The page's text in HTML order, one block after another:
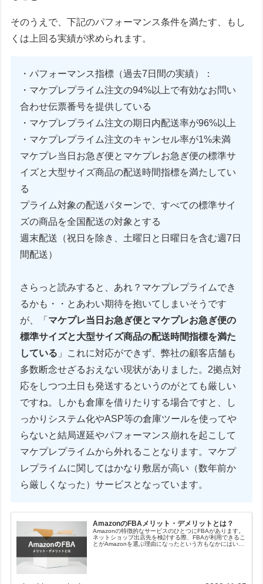
そのうえで、下記のパフォーマンス条件を満たす、もし
くは上回る実績が求められます。
・パフォーマンス指標（過去7日間の実績）：
・マケプレプライム注文の94%以上で有効なお問い
合わせ伝票番号を提供している
・マケプレプライム注文の期日内配送率が96%以上
・マケプレプライム注文のキャンセル率が1%未満
マケプレ当日お急ぎ便とマケプレお急ぎ便の標準サ
イズと大型サイズ商品の配送時間指標を満たしてい
る
プライム対象の配送パターンで、すべての標準サイ
ズの商品を全国配送の対象とする
週末配送（祝日を除き、土曜日と日曜日を含む週7日
間配送）
さらっと読みすると、あれ？マケプレプライムでき
るかも・・とあわい期待を抱いてしまいそうです
が、「 マケプレ当日お急ぎ便とマケプレお急ぎ便の
標準サイズと大型サイズ商品の配送時間指標を満た
している 」これに対応ができず、弊社の顧客店舗も
多数断念せざるおえない現状がありました。2拠点対
応をしつつ土日も発送するというのがとても厳しい
ですね。しかも倉庫を借りたりする場合ですと、し
っかりシステム化やASP等の倉庫ツールを使ってや
らないと結局遅延やパフォーマンス崩れを起こして
マケプレプライムから外れることなります。マケプ
レプライムに関してはかなり敷居が高い（数年前か
ら厳しくなった）サービスとなっています。
AmazonのFBAメリット・デメリットとは？
Amazonの特徴的なサービスのひとつにFBAがあります。
ネットショップ出店先を検討する際、FBAが利用できるこ
とがAmazonを選ぶ理由になったという方もなかにはいる